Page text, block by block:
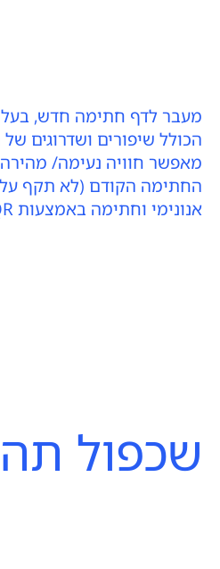
מעבר לדף חתימה חדש, בעל
הכולל שיפורים ושדרוגים
מאפשר חוויה נעימה/
החתימה הקודם (לא תקף
אנונימי וחתימה באמצעות QR קוד).
שכפול